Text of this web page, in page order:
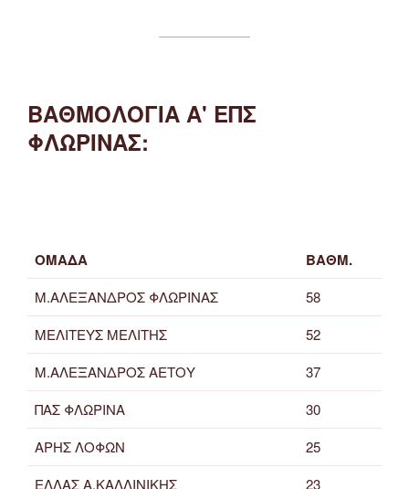
ΒΑΘΜΟΛΟΓΙΑ Α' ΕΠΣ
ΦΛΩΡΙΝΑΣ:
ΟΜΑΔΑ ΒΑΘΜ.
Μ.ΑΛΕΞΑΝΔΡΟΣ ΦΛΩΡΙΝΑΣ
58
ΜΕΛΙΤΕΥΣ ΜΕΛΙΤΗΣ
52
Μ.ΑΛΕΞΑΝΔΡΟΣ ΑΕΤΟΥ
37
ΠΑΣ ΦΛΩΡΙΝΑ
30
ΑΡΗΣ ΛΟΦΩΝ
25
ΕΛΛΑΣ Α.ΚΑΛΛΙΝΙΚΗΣ
23